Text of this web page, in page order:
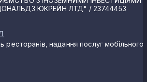
ЮКРЕЙН ЛТД" / 23744453
ресторанів, надання послуг мобільного